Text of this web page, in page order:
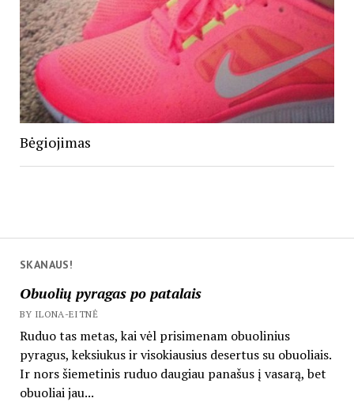
SKANAUS!
Obuolių pyragas po patalais
BY ILONA-EITNĖ
Ruduo tas metas, kai vėl prisimenam obuolinius
pyragus, keksiukus ir visokiausius desertus su obuoliais.
Ir nors šiemetinis ruduo daugiau panašus į vasarą, bet
obuoliai jau...
Bėgiojimas